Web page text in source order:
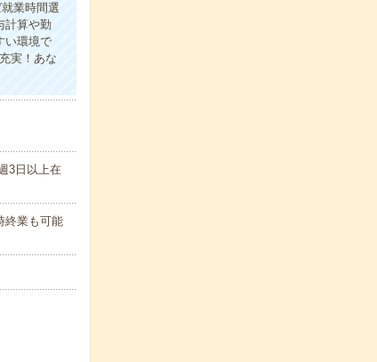
業時間選
計算や勤
い環境で
実！あな
3日以上在
終業も可能